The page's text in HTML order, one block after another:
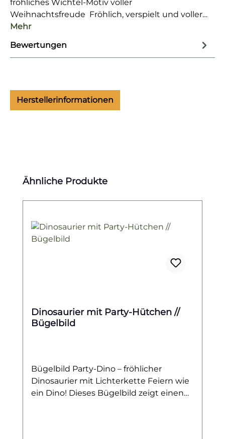
fröhliches Wichtel-Motiv voller
Weihnachtsfreude Fröhlich, verspielt und voller…
Mehr
Bewertungen
Herstellerinformationen
Produktgalerie überspringen
Ähnliche Produkte
Dinosaurier mit Party-Hütchen //
Bügelbild
Bügelbild Party-Dino – fröhlicher
Dinosaurier mit Lichterkette Feiern wie
ein Dino! Dieses Bügelbild zeigt einen